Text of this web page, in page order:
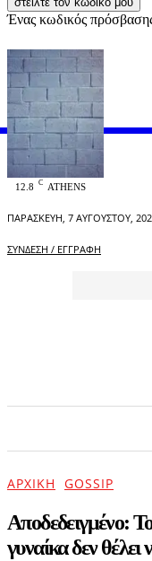
Ένας κωδικός
OFFICIAL
12.8 C ATHENS
ΠΑΡΑΣΚΕΥΉ, 7 ΑΥΓΟΎΣΤΟΥ,
ΣΎΝΔΕΣΗ / ΕΓΓΡΑΦΉ
ΑΡΧΙΚΉ GOSSIP
Αποδεδειγμένο:
γυναίκα δεν θέλει